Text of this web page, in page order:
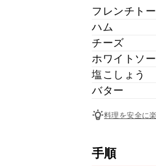
フレンチト
ハム
チーズ
ホワイトソ
塩こしょう
バター
料理を安全に
手順